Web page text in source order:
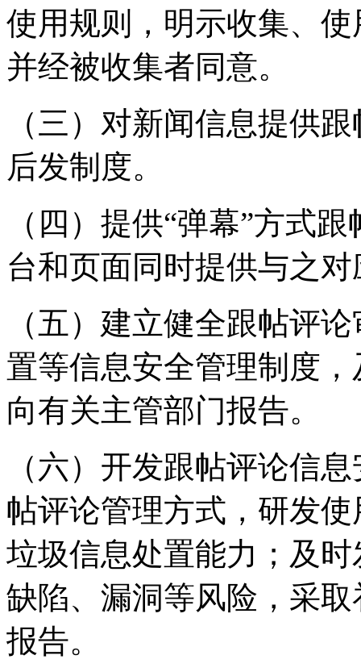
使用规则，明示收集、
并经被收集者同意。
（三）对新闻信息提供
后发制度。
（四）提供“弹幕”方式
台和页面同时提供与之
（五）建立健全跟帖评
置等信息安全管理制度
向有关主管部门报告。
（六）开发跟帖评论信
帖评论管理方式，研发
垃圾信息处置能力；及
缺陷、漏洞等风险，采
报告。